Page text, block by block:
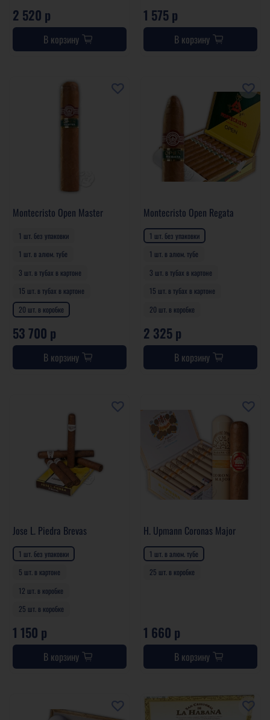
2 520 р
В корзину
1 575 р
В корзину
Montecristo Open Master
1 шт. без упаковки
1 шт. в алюм. тубе
3 шт. в тубах в картоне
15 шт. в тубах в картоне
20 шт. в коробке
53 700 р
В корзину
Montecristo Open Regata
1 шт. без упаковки
1 шт. в алюм. тубе
3 шт. в тубах в картоне
15 шт. в тубах в картоне
20 шт. в коробке
2 325 р
В корзину
Jose L. Piedra Brevas
1 шт. без упаковки
5 шт. в картоне
12 шт. в коробке
25 шт. в коробке
1 150 р
В корзину
H. Upmann Coronas Major
1 шт. в алюм. тубе
25 шт. в коробке
1 660 р
В корзину